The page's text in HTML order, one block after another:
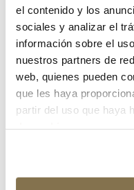
el contenido y los
sociales y analizar el
información sobre el
nuestros partners de
web, quienes pueden
que les haya
partir del uso que haya
¿Has olvidado tu